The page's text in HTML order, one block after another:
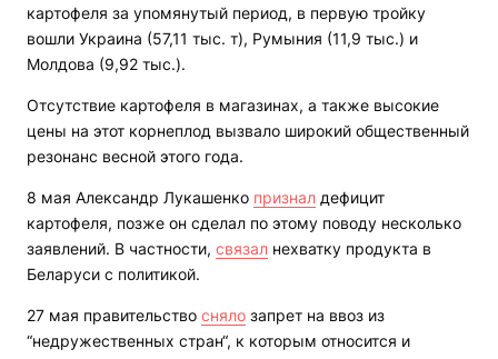
картофеля за упомянутый период, в первую тройку
вошли Украина (57,11 тыс. т), Румыния (11,9 тыс.) и
Молдова (9,92 тыс.).
Отсутствие картофеля в магазинах, а также высокие
цены на этот корнеплод вызвало широкий общественный
резонанс весной этого года.
8 мая Александр Лукашенко признал дефицит
картофеля, позже он сделал по этому поводу несколько
заявлений. В частности, связал нехватку продукта в
Беларуси с политикой.
27 мая правительство сняло запрет на ввоз из
“недружественных стран“, к которым относится и